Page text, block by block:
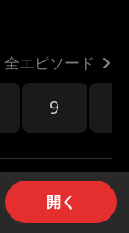
全エピソード
9
共有
開く